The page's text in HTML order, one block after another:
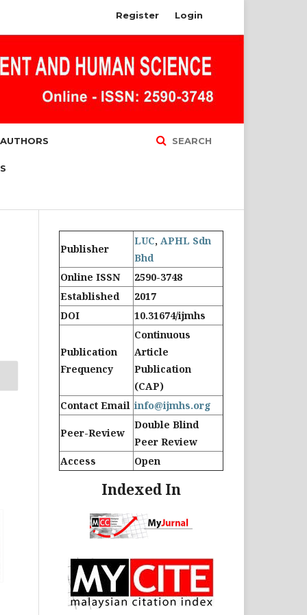
SEARCH
Register Login
Publisher
LUC, APHL Sdn
Bhd
Online ISSN
2590-3748
Established
2017
DOI
10.31674/ijmhs
Publication
Frequency
Continuous
Article
Publication
(CAP)
Contact Email info@ijmhs.org
Peer-Review
Double Blind
Peer Review
Access
Open
Indexed In